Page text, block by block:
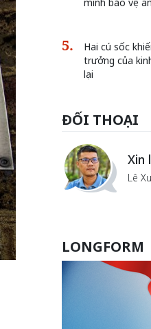
Hai cú sốc
trưởng của
lại
ĐỐI THOẠI
Xin
Lê
LONGFORM